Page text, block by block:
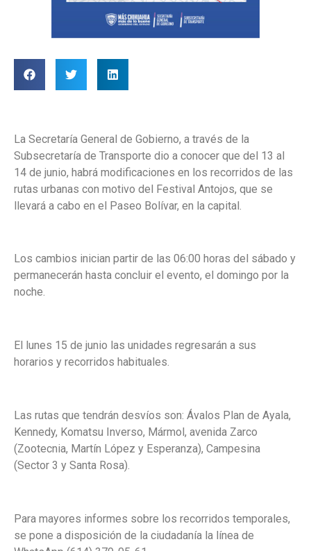
La Secretaría General de Gobierno, a través de la
Subsecretaría de Transporte dio a conocer que del 13 al
14 de junio, habrá modificaciones en los recorridos de las
rutas urbanas con motivo del Festival Antojos, que se
llevará a cabo en el Paseo Bolívar, en la capital.
Los cambios inician partir de las 06:00 horas del sábado y
permanecerán hasta concluir el evento, el domingo por la
noche.
El lunes 15 de junio las unidades regresarán a sus
horarios y recorridos habituales.
Las rutas que tendrán desvíos son: Ávalos Plan de Ayala,
Kennedy, Komatsu Inverso, Mármol, avenida Zarco
(Zootecnia, Martín López y Esperanza), Campesina
(Sector 3 y Santa Rosa).
Para mayores informes sobre los recorridos temporales,
se pone a disposición de la ciudadanía la línea de